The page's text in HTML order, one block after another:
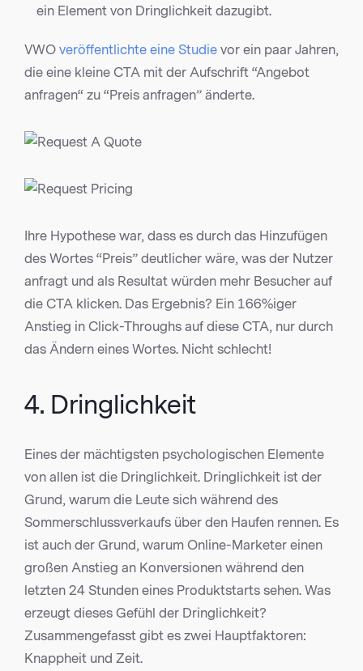
ein Element von Dringlichkeit dazugibt.
VWO veröffentlichte eine Studie vor ein paar Jahren,
die eine kleine CTA mit der Aufschrift “Angebot
anfragen“ zu “Preis anfragen” änderte.
Ihre Hypothese war, dass es durch das Hinzufügen
des Wortes “Preis” deutlicher wäre, was der Nutzer
anfragt und als Resultat würden mehr Besucher auf
die CTA klicken. Das Ergebnis? Ein 166%iger
Anstieg in Click-Throughs auf diese CTA, nur durch
das Ändern eines Wortes. Nicht schlecht!
4. Dringlichkeit
Eines der mächtigsten psychologischen Elemente
von allen ist die Dringlichkeit. Dringlichkeit ist der
Grund, warum die Leute sich während des
Sommerschlussverkaufs über den Haufen rennen. Es
ist auch der Grund, warum Online-Marketer einen
großen Anstieg an Konversionen während den
letzten 24 Stunden eines Produktstarts sehen. Was
erzeugt dieses Gefühl der Dringlichkeit?
Zusammengefasst gibt es zwei Hauptfaktoren:
Knappheit und Zeit.